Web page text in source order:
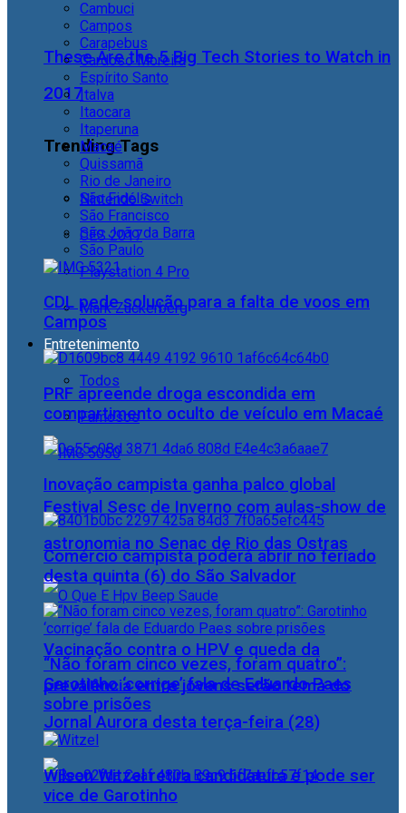
These Are the 5 Big Tech Stories to Watch in
2017
Trending Tags
Nintendo Switch
CES 2017
Playstation 4 Pro
Mark Zuckerberg
Entretenimento
Todos
Famosos
Festival Sesc de Inverno com aulas-show de
astronomia no Senac de Rio das Ostras
Vacinação contra o HPV e queda da
prevalência entre jovens serão tema do
Jornal Aurora desta terça-feira (28)
Cambuci
Campos
Carapebus
Cardoso Moreira
Espírito Santo
Italva
Itaocara
Itaperuna
Macaé
Quissamã
Rio de Janeiro
São Fidélis
São Francisco
São João da Barra
São Paulo
CDL pede solução para a falta de voos em
Campos
PRF apreende droga escondida em
compartimento oculto de veículo em Macaé
Inovação campista ganha palco global
Comércio campista poderá abrir no feriado
desta quinta (6) do São Salvador
“Não foram cinco vezes, foram quatro”:
Garotinho ‘corrige’ fala de Eduardo Paes
sobre prisões
Wilson Witzel retira candidatura e pode ser
vice de Garotinho